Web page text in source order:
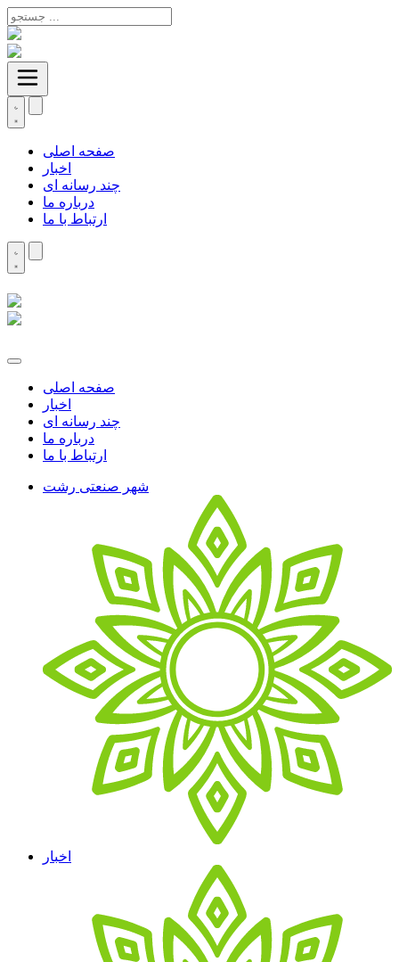
صفحه اصلی
اخبار
چند رسانه ای
درباره ما
ارتباط با ما
صفحه اصلی
اخبار
چند رسانه ای
درباره ما
ارتباط با ما
شهر صنعتی رشت
اخبار